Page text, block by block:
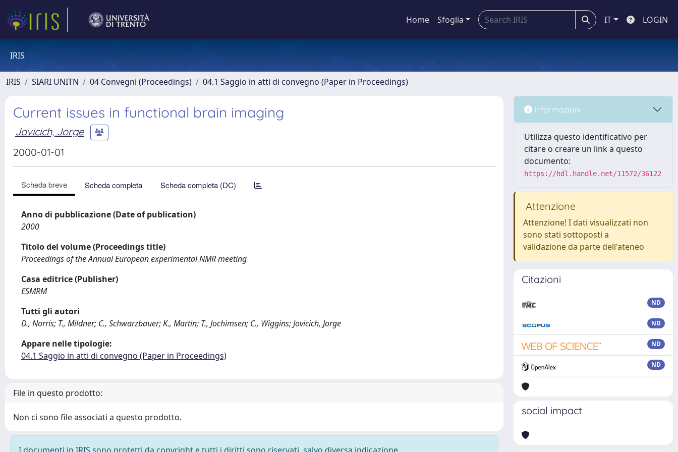
Home Sfoglia IT LOGIN
IRIS
IRIS SIARI UNITN 04 Convegni (Proceedings) 04.1 Saggio in atti di convegno (Paper in Proceedings)
Current issues in functional brain imaging
Jovicich, Jorge
2000-01-01
Scheda breve Scheda completa Scheda completa (DC)
Anno di pubblicazione (Date of publication)
2000
Titolo del volume (Proceedings title)
Proceedings of the Annual European experimental NMR meeting
Casa editrice (Publisher)
ESMRM
Tutti gli autori
D., Norris; T., Mildner; C., Schwarzbauer; K., Martin; T., Jochimsen; C., Wiggins; Jovicich, Jorge
Appare nelle tipologie:
04.1 Saggio in atti di convegno (Paper in Proceedings)
File in questo prodotto:
Non ci sono file associati a questo prodotto.
Informazioni
Utilizza questo identificativo per
citare o creare un link a questo
documento:
https://hdl.handle.net/11572/36122
Attenzione
Attenzione! I dati visualizzati non
sono stati sottoposti a
validazione da parte dell'ateneo
Citazioni
ND
ND
ND
ND
social impact